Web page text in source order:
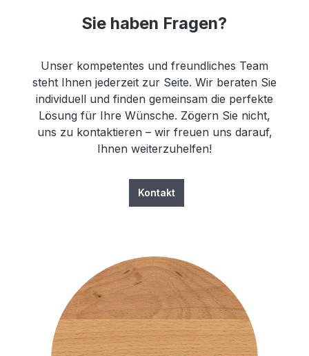
Sie haben Fragen?
Unser kompetentes und freundliches Team
steht Ihnen jederzeit zur Seite. Wir beraten Sie
individuell und finden gemeinsam die perfekte
Lösung für Ihre Wünsche. Zögern Sie nicht,
uns zu kontaktieren – wir freuen uns darauf,
Ihnen weiterzuhelfen!
Kontakt